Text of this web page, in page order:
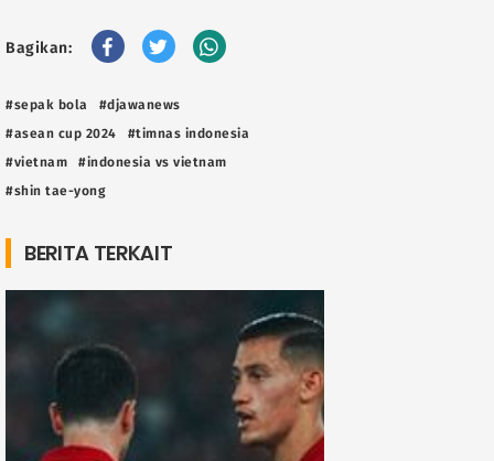
Bagikan:
#sepak bola
#djawanews
#asean cup 2024
#timnas indonesia
#vietnam
#indonesia vs vietnam
#shin tae-yong
BERITA TERKAIT